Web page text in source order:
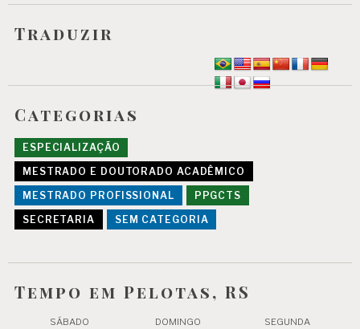
Traduzir
Categorias
ESPECIALIZAÇÃO
MESTRADO E DOUTORADO ACADÊMICO
MESTRADO PROFISSIONAL
PPGCTS
SECRETARIA
SEM CATEGORIA
Tempo em Pelotas, RS
SÁBADO DOMINGO SEGUNDA